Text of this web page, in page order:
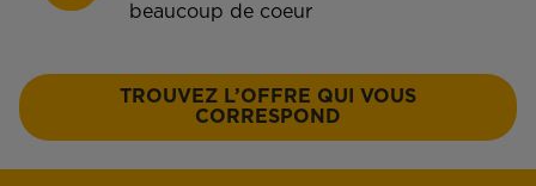
beaucoup de coeur
TROUVEZ L’OFFRE QUI VOUS
CORRESPOND